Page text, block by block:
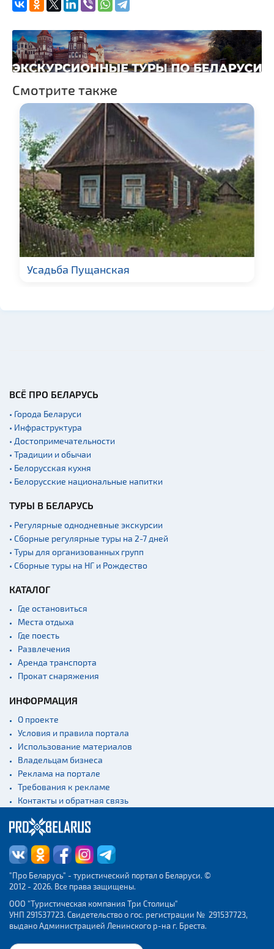
Смотрите также
Усадьба Пущанская
ВСЁ ПРО БЕЛАРУСЬ
• Города Беларуси
• Инфраструктура
• Достопримечательности
• Традиции и обычаи
• Белорусская кухня
• Белорусские национальные напитки
ТУРЫ В БЕЛАРУСЬ
• Регулярные однодневные экскурсии
• Сборные регулярные туры на 2-7 дней
• Туры для организованных групп
• Сборные туры на НГ и Рождество
КАТАЛОГ
Где остановиться
Места отдыха
Где поесть
Развлечения
Аренда транспорта
Прокат снаряжения
ИНФОРМАЦИЯ
О проекте
Условия и правила портала
Использование материалов
Владельцам бизнеса
Реклама на портале
Требования к рекламе
Контакты и обратная связь
"Про Беларусь" - туристический портал о Беларуси. ©
2012 - 2026. Все права защищены.
ООО "Туристическая компания Три Столицы"
УНП 291537723. Свидетельство о гос. регистрации № 291537723,
выдано Администрацией Ленинского р-на г. Бреста.